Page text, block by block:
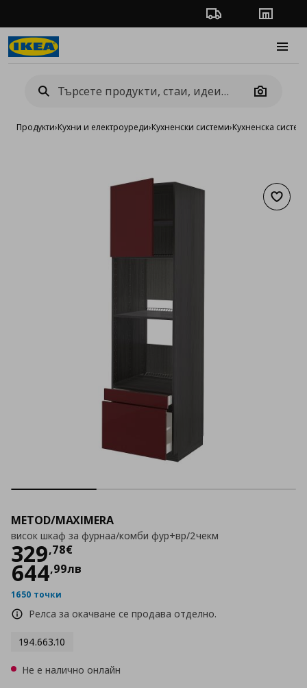
Проследяване на
Camera
Продукти›Кухни и електроуреди›Кухненски системи›Кухненска
METOD/MAXIMERA
висок шкаф за фурнаа/комби фур+вр/2чекм
329,78€
Цена
644,99лв
1650 точки
Релса за окачване се продава отделно.
194.663.10
Не е налично онлайн